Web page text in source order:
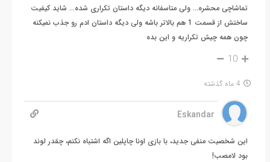
تماشاچی محشره… ولی متاسفانه دیگه داستان تکراری شده… شاید کیفیت
ساختش از قسمت 1 هم بالاتر باشه ولی دیگه داستان ادم رو جذب نمیکنه
چون همه چیش تکراریه و این بده
10
4 ماه گذشته
Eskandar
این شخصیت منفی جدید، با بازی اونا چاپلین اگه اشتباه نکنم، چقدر لوند
بود لامصب!